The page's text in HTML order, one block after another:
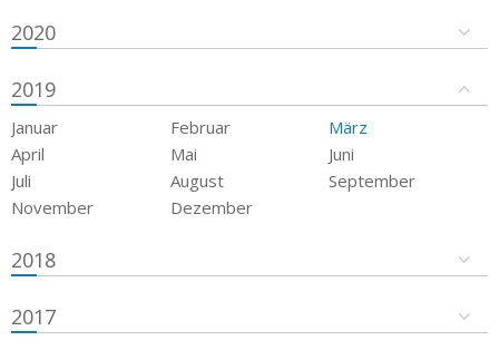
2020
2019
Januar Februar
März
April
Mai
Juni
Juli
August
September
November
Dezember
2018
2017